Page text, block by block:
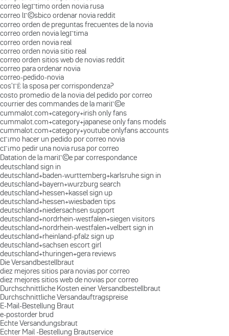
correo legГ­timo orden novia rusa
correo lГ©sbico ordenar novia reddit
correo orden de preguntas frecuentes de la novia
correo orden novia legГ­tima
correo orden novia real
correo orden novia sitio real
correo orden sitios web de novias reddit
correo para ordenar novia
correo-pedido-novia
cos'ГЁ la sposa per corrispondenza?
costo promedio de la novia del pedido por correo
courrier des commandes de la mariГ©e
cummalot.com+category+irish only fans
cummalot.com+category+japanese only fans models
cummalot.com+category+youtube onlyfans accounts
cГіmo hacer un pedido por correo novia
cГіmo pedir una novia rusa por correo
Datation de la mariГ©e par correspondance
deutschland sign in
deutschland+baden-wurttemberg+karlsruhe sign in
deutschland+bayern+wurzburg search
deutschland+hessen+kassel sign up
deutschland+hessen+wiesbaden tips
deutschland+niedersachsen support
deutschland+nordrhein-westfalen+siegen visitors
deutschland+nordrhein-westfalen+velbert sign in
deutschland+rheinland-pfalz sign up
deutschland+sachsen escort girl
deutschland+thuringen+gera reviews
Die Versandbestellbraut
diez mejores sitios para novias por correo
diez mejores sitios web de novias por correo
Durchschnittliche Kosten einer Versandbestellbraut
Durchschnittliche Versandauftragspreise
E-Mail-Bestellung Braut
e-postorder brud
Echte Versandungsbraut
Echter Mail -Bestellung Brautservice